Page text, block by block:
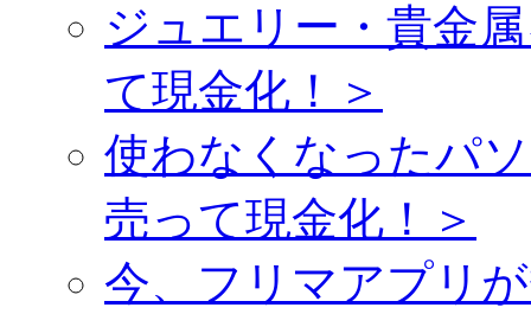
ジュエリー・貴金
て現金化！＞
使わなくなったパ
売って現金化！＞
今、フリマアプリ